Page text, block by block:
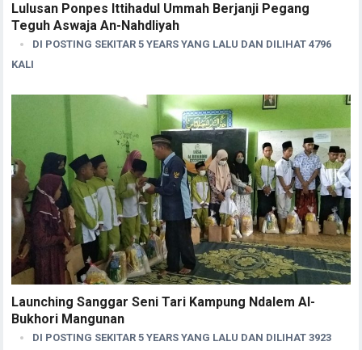
Lulusan Ponpes Ittihadul Ummah Berjanji Pegang
Teguh Aswaja An-Nahdliyah
DI POSTING SEKITAR 5 YEARS YANG LALU DAN DILIHAT 4796
KALI
Launching Sanggar Seni Tari Kampung Ndalem Al-
Bukhori Mangunan
DI POSTING SEKITAR 5 YEARS YANG LALU DAN DILIHAT 3923